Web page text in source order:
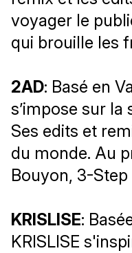
voyager le
qui brouille les
2AD: Basé en
s’impose sur
Ses edits et
du monde. Au
Bouyon, 3-
KRISLISE:
KRISLISE